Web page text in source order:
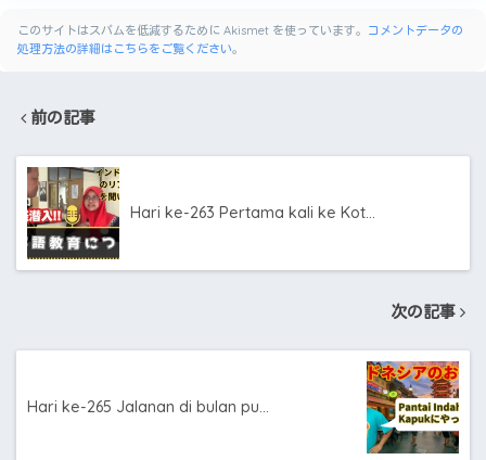
このサイトはスパムを低減するために Akismet を使っています。 コメントデータの
処理方法の詳細はこちらをご覧ください。
前の記事
Hari ke-263 Pertama kali ke Kot…
次の記事
Hari ke-265 Jalanan di bulan pu…